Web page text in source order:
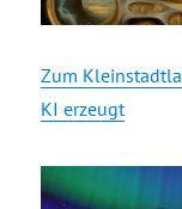
Zum
KI erzeugt